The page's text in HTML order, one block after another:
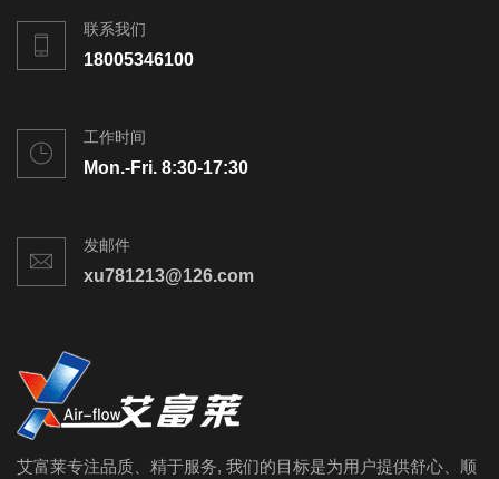
联系我们
18005346100
工作时间
Mon.-Fri. 8:30-17:30
发邮件
xu781213@126.com
艾富莱专注品质、精于服务, 我们的目标是为用户提供舒心、顺